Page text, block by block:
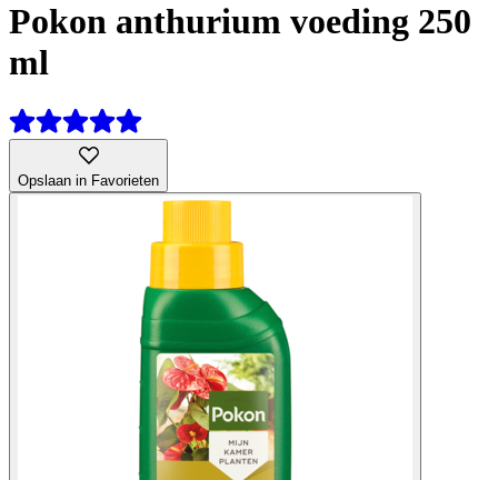
Pokon anthurium voeding 250
ml
Opslaan in Favorieten